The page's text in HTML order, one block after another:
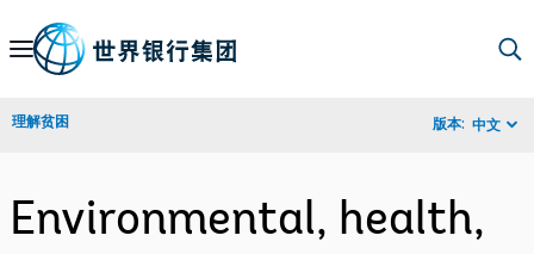
Skip
Navigation
理解贫困 版本: 中文
Environmental, health,